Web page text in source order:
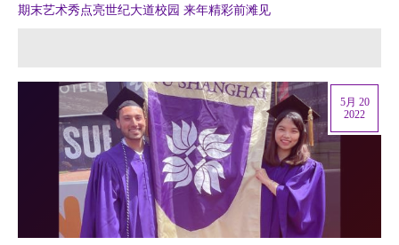
期末艺术秀点亮世纪大道校园 来年精彩前滩见
5月 20
2022